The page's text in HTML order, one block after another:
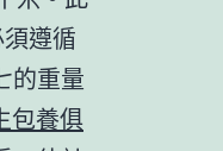
遵循
的重量
包養俱